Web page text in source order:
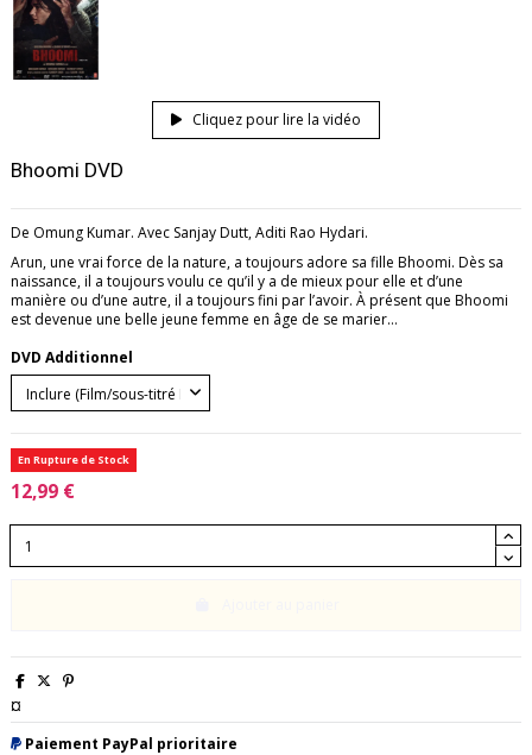
Cliquez pour lire la vidéo
Bhoomi DVD
De Omung Kumar. Avec Sanjay Dutt, Aditi Rao Hydari.
Arun, une vrai force de la nature, a toujours adore sa fille Bhoomi. Dès sa
naissance, il a toujours voulu ce qu’il y a de mieux pour elle et d’une
manière ou d’une autre, il a toujours fini par l’avoir. À présent que Bhoomi
est devenue une belle jeune femme en âge de se marier…
DVD Additionnel
En Rupture de Stock
12,99 €
¤
Paiement PayPal prioritaire